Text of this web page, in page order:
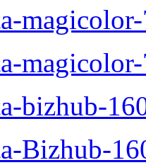
bizhub-
Bizhub-